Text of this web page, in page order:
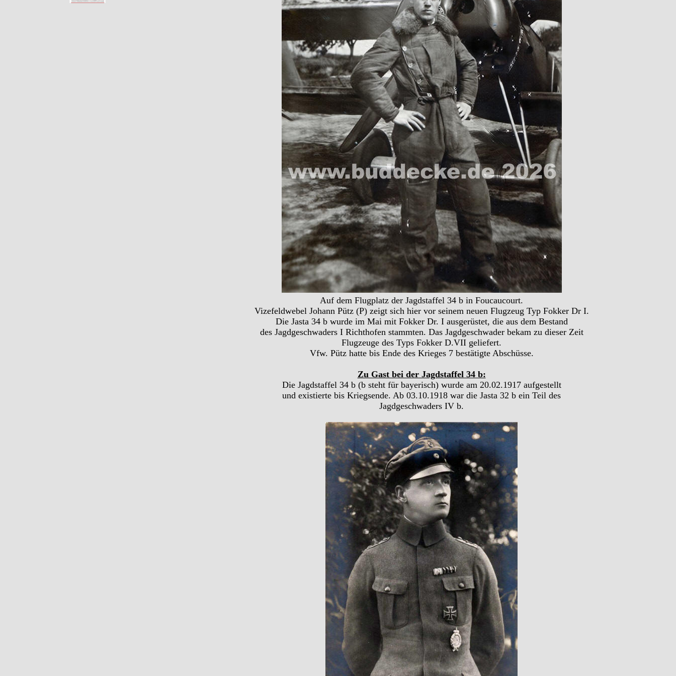
Auf dem Flugplatz der Jagdstaffel 34 b in Foucaucourt.
Vizefeldwebel Johann Pütz (P) zeigt sich hier vor seinem neuen Flugzeug Typ Fokker Dr I.
Die Jasta 34 b wurde im Mai mit Fokker Dr. I ausgerüstet, die aus dem Bestand
des Jagdgeschwaders I Richthofen stammten. Das Jagdgeschwader bekam zu dieser Zeit
Flugzeuge des Typs Fokker D.VII geliefert.
Vfw. Pütz hatte bis Ende des Krieges 7 bestätigte Abschüsse.
Zu Gast bei der Jagdstaffel 34 b:
Die Jagdstaffel 34 b (b steht für bayerisch) wurde am 20.02.1917 aufgestellt
und existierte bis Kriegsende. Ab 03.10.1918 war die Jasta 32 b ein Teil des
Jagdgeschwaders IV b.